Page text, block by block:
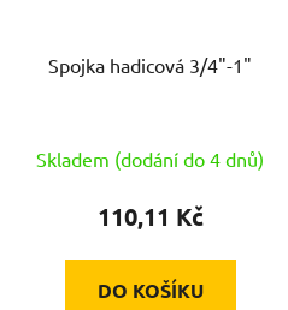
Spojka hadicová 3/4"-1"
Skladem (dodání do 4 dnů)
110,11 Kč
DO KOŠÍKU